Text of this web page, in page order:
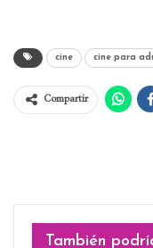
cine cine para
Compartir
También